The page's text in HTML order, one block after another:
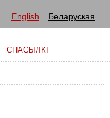
English Беларуская
СПАСЫЛКІ